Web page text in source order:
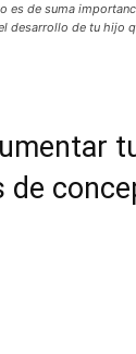
es de suma
desarrollo de tu hijo
de